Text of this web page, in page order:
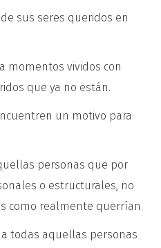
sus seres queridos en
momentos vividos con
que ya no están.
un motivo para
personas que por
o estructurales, no
como realmente querrían.
a todas aquellas personas